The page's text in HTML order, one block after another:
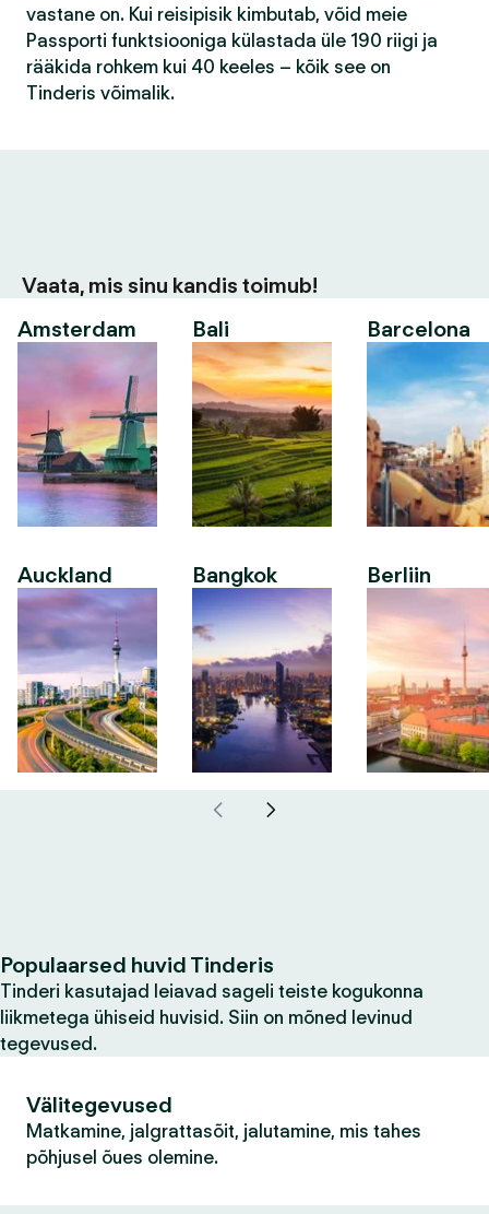
vastane on. Kui reisipisik kimbutab, võid meie
Passporti funktsiooniga külastada üle 190 riigi ja
rääkida rohkem kui 40 keeles – kõik see on
Tinderis võimalik.
Vaata, mis sinu kandis toimub!
Amsterdam
Auckland
Bali
Bangkok
Barcelona
Berliin
Populaarsed huvid Tinderis
Tinderi kasutajad leiavad sageli teiste kogukonna
liikmetega ühiseid huvisid. Siin on mõned levinud
tegevused.
Välitegevused
Matkamine, jalgrattasõit, jalutamine, mis tahes
põhjusel õues olemine.